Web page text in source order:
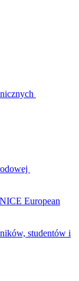
European
studentów i